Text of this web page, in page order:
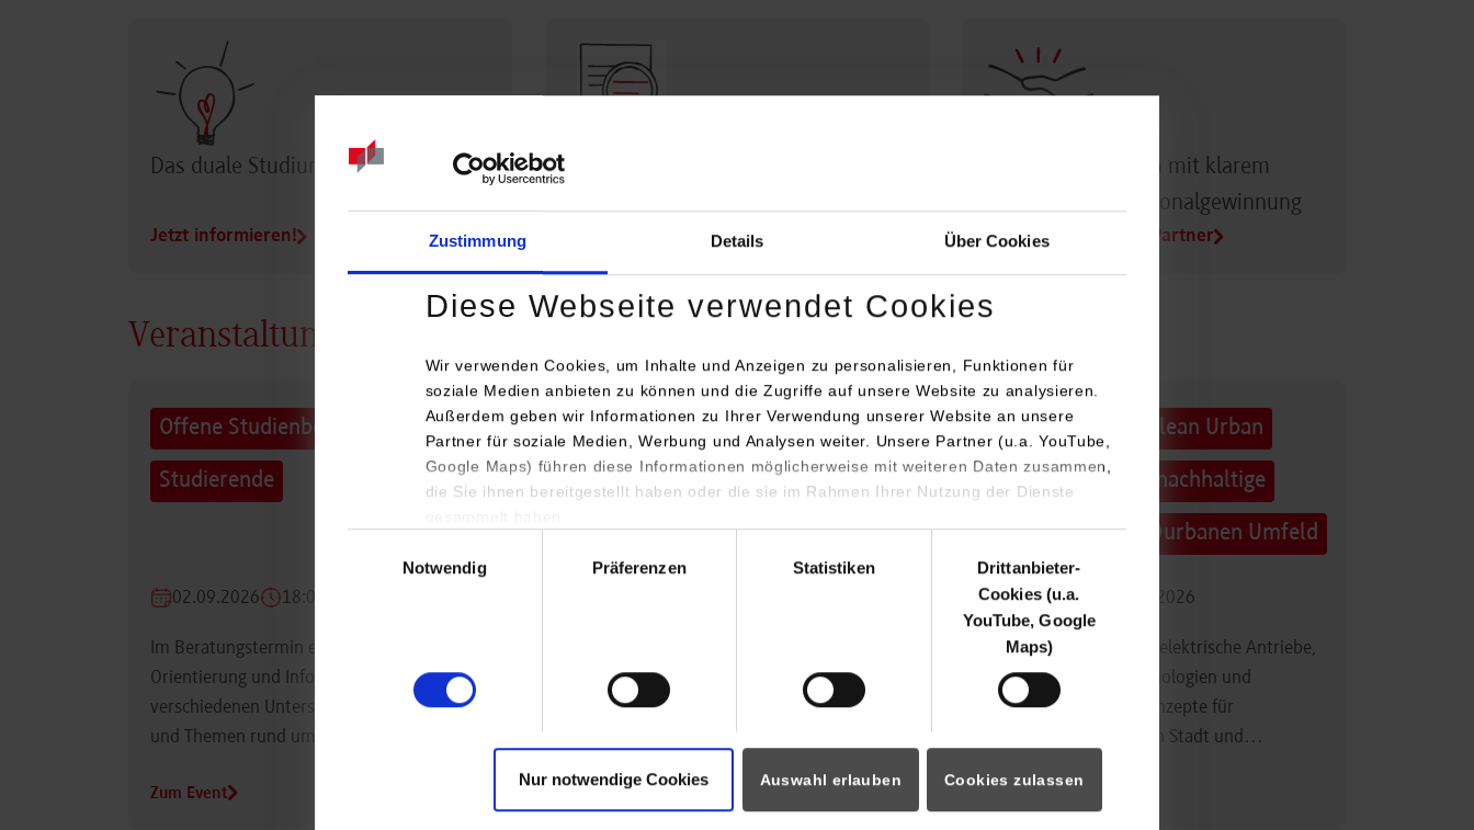
Zustimmung Details Über Cookies
Diese Webseite verwendet Cookies
Wir verwenden Cookies, um Inhalte und Anzeigen zu personalisieren, Funktionen für
soziale Medien anbieten zu können und die Zugriffe auf unsere Website zu analysieren.
Außerdem geben wir Informationen zu Ihrer Verwendung unserer Website an unsere
Partner für soziale Medien, Werbung und Analysen weiter. Unsere Partner (u.a. YouTube,
Google Maps) führen diese Informationen möglicherweise mit weiteren Daten zusammen,
die Sie ihnen bereitgestellt haben oder die sie im Rahmen Ihrer Nutzung der Dienste
Notwendig
Präferenzen Statistiken
Drittanbieter-
Cookies (u.a.
YouTube, Google
Maps)
Nur notwendige Cookies Auswahl erlauben Cookies zulassen
Das duale Studium im Überblick
Jetzt informieren! Profil der DHBW Stuttgart
Dualer Partner sein mit klarem
Vorteil bei der Personalgewinnung
Alle Infos für Duale Partner
Veranstaltungen
Offene Studienberatung für
Studierende
02.09.2026 18:00 Uhr
Im Beratungstermin erhalten Studierende
Orientierung und Informationen zu
verschiedenen Unterstützungsmöglichkeiten
und Themen rund um das Studium.
Zum Event
INDIS-Infoveranstaltung für
Studierende
Studierende
Zum Event
Technologietag: Clean Urban
Transportation – nachhaltige
Mobilität im (sub)urbanen Umfeld
16.09.2026 - 17.09.2026
Im Mittelpunkt stehen elektrische Antriebe,
moderne Batterietechnologien und
innovative Fahrzeugkonzepte für
nachhaltige Mobilität in Stadt und…